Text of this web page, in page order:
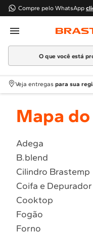
Compre pelo WhatsApp
Em
O que você está
Termos mais buscados
1º Geladeira
2
Fogao
4 º Lava Louça
5 º Cooktop
6º Microondas Brastemp
7º Forno
8º Embutir
9º Lava Seca
Veja entregas para sua
Mapa
Adega
B.blend
Cilindro Brastemp
Coifa e Depurador
Cooktop
Fogão
Forno